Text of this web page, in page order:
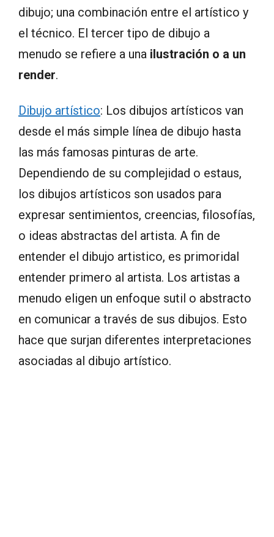
dibujo; una combinación entre el artístico y
el técnico. El tercer tipo de dibujo a
menudo se refiere a una ilustración o a un
render.
Dibujo artístico: Los dibujos artísticos van
desde el más simple línea de dibujo hasta
las más famosas pinturas de arte.
Dependiendo de su complejidad o estaus,
los dibujos artísticos son usados para
expresar sentimientos, creencias, filosofías,
o ideas abstractas del artista. A fin de
entender el dibujo artistico, es primoridal
entender primero al artista. Los artistas a
menudo eligen un enfoque sutil o abstracto
en comunicar a través de sus dibujos. Esto
hace que surjan diferentes interpretaciones
asociadas al dibujo artístico.